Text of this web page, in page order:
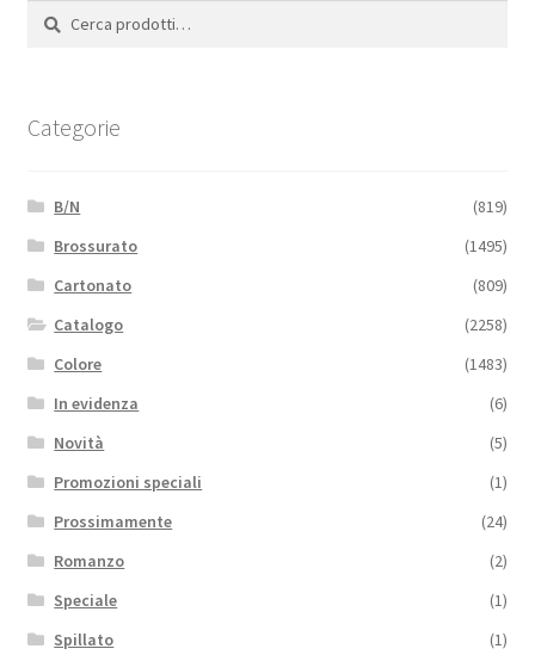
Cerca:
Cerca
Categorie
B/N
(819)
Brossurato
(1495)
Cartonato
(809)
Catalogo
(2258)
Colore
(1483)
In evidenza
(6)
Novità
(5)
Promozioni speciali
(1)
Prossimamente
(24)
Romanzo
(2)
Speciale
(1)
Spillato
(1)